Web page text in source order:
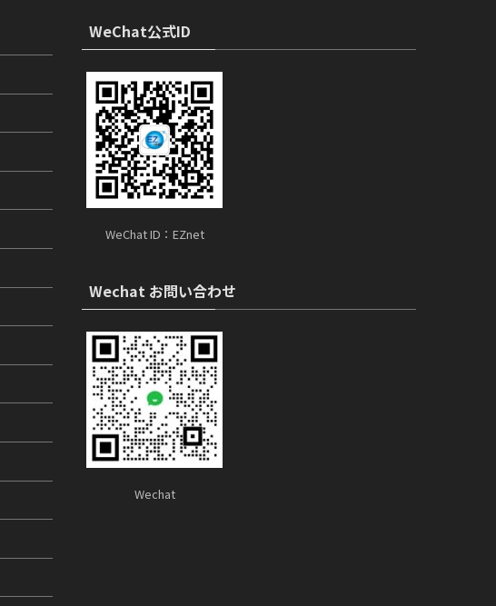
WeChat公式ID
WeChat ID：EZnet
Wechat お問い合わせ
Wechat